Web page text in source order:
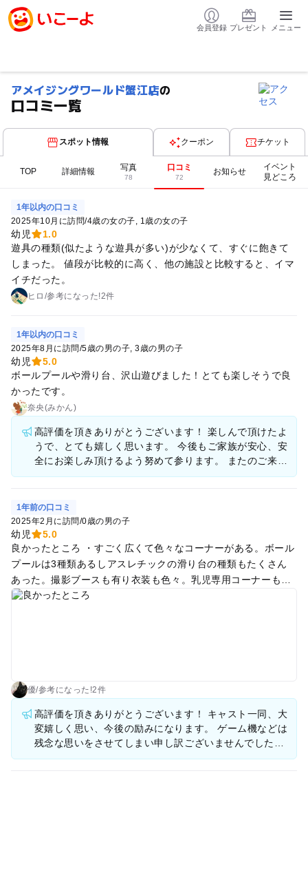
会員登録 プレゼント メニュー
アメイジングワールド蟹江店の
口コミ一覧
スポット情報 クーポン チケット
TOP 詳細情報 写真
78
口コミ
72
お知らせ
イベント
見どころ
1年以内の口コミ
2025年10月に訪問/4歳の女の子 1歳の女の子
幼児
1.0
遊具の種類(似たような遊具が多い)が少なくて、すぐに飽きて
しまった。 値段が比較的に高く、他の施設と比較すると、イマ
イチだった。
ヒロ /参考に なった!2件
1年以内の口コミ
2025年8月に訪問/5歳の男の子 3歳の男の子
幼児
5.0
ボールプールや滑り台、沢山遊びました！とても楽しそうで良
かったです。
奈央(みかん)
高評価を頂きありがとうございます！ 楽しんで頂けたよ
うで、とても嬉しく思います。 今後もご家族が安心、安
全にお楽しみ頂けるよう努めて参ります。 またのご来店
を心よりお待ち申し上げます。
1年前の口コミ
2025年2月に訪問/0歳の男の子
幼児
5.0
良かったところ ・すごく広くて色々なコーナーがある。ボール
プールは3種類あるしアスレチックの滑り台の種類もたくさん
あった。撮影ブースも有り衣装も色々。乳児専用コーナーもあ
る。 ・貸し出しのベビーカーがあった！ありがたい！ ・壁や
ゲームコーナーって書いてあったけど乗ってみたいと思ったや
イレは施設の中にはなかった。同じ階の反対側にヨシヅヤの小
さなトイレがある。あんまり綺麗じゃない…たしか個室にベビ
優/参考になった!2件
高評価を頂きありがとうございます！ キャスト一同、大
変嬉しく思い、今後の励みになります。 ゲーム機などは
残念な思いをさせてしまい申し訳ございませんでした。
今後もご家族が安心、安全にお楽しみ頂けるよう、ご満